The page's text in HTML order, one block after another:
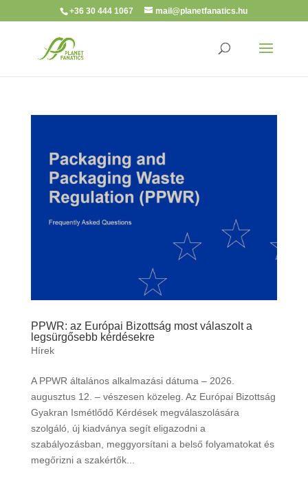
+36 30 444 1067 mail@planetfanatics.hu
PPWR: az Európai Bizottság most válaszolt a
legsürgősebb kérdésekre
Hírek
A PPWR általános alkalmazási dátuma – 2026.
augusztus 12. – vészesen közeleg. Az Európai Bizottság
Gyakran Ismétlődő Kérdések megválaszolására
szolgáló, új kiadványa segít eligazodni a
szabályozásban, meggyorsítani a belső folyamatokat és
megőrizni a szakértők...